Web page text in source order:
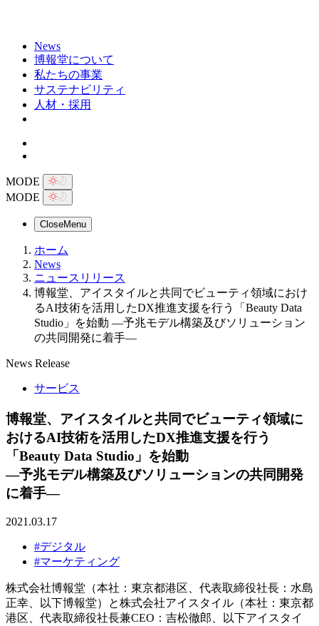
News
博報堂について
私たちの事業
サステナビリティ
人材・採用
MODE
MODE
CloseMenu
ホーム
News
ニュースリリース
博報堂、アイスタイルと共同でビューティ領域におけ
るAI技術を活用したDX推進支援を行う「Beauty Data
Studio」を始動 ―予兆モデル構築及びソリューション
の共同開発に着手―
News Release
サービス
博報堂、アイスタイルと共同でビューティ領域に
おけるAI技術を活用したDX推進支援を行う
「Beauty Data Studio」を始動
―予兆モデル構築及びソリューションの共同開発
に着手―
2021.03.17
#デジタル
#マーケティング
株式会社博報堂（本社：東京都港区、代表取締役社長：水島
正幸、以下博報堂）と株式会社アイスタイル（本社：東京都
港区、代表取締役社長兼CEO：吉松徹郎、以下アイスタイ